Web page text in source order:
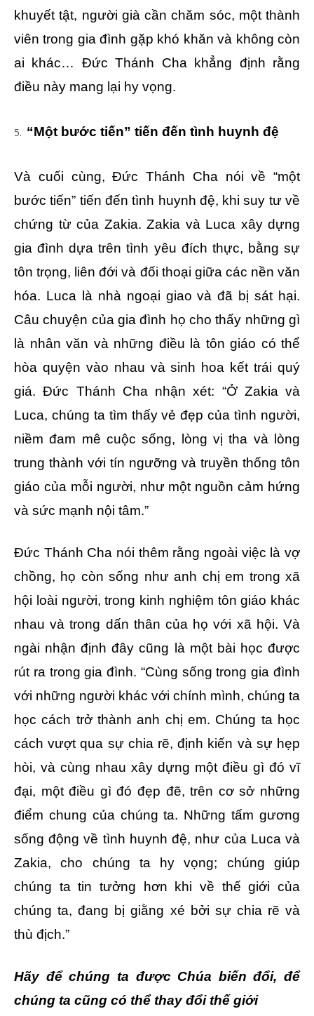
khuyết tật, người già cần chăm sóc, một thành
viên trong gia đình gặp khó khăn và không còn
ai khác… Đức Thánh Cha khẳng định rằng
điều này mang lại hy vọng.
“Một bước tiến” tiến đến tình huynh đệ
Và cuối cùng, Đức Thánh Cha nói về “một
bước tiến” tiến đến tình huynh đệ, khi suy tư về
chứng từ của Zakia. Zakia và Luca xây dựng
gia đình dựa trên tình yêu đích thực, bằng sự
tôn trọng, liên đới và đối thoại giữa các nền văn
hóa. Luca là nhà ngoại giao và đã bị sát hại.
Câu chuyện của gia đình họ cho thấy những gì
là nhân văn và những điều là tôn giáo có thể
hòa quyện vào nhau và sinh hoa kết trái quý
giá. Đức Thánh Cha nhận xét: “Ở Zakia và
Luca, chúng ta tìm thấy vẻ đẹp của tình người,
niềm đam mê cuộc sống, lòng vị tha và lòng
trung thành với tín ngưỡng và truyền thống tôn
giáo của mỗi người, như một nguồn cảm hứng
và sức mạnh nội tâm.”
Đức Thánh Cha nói thêm rằng ngoài việc là vợ
chồng, họ còn sống như anh chị em trong xã
hội loài người, trong kinh nghiệm tôn giáo khác
nhau và trong dấn thân của họ với xã hội. Và
ngài nhận định đây cũng là một bài học được
rút ra trong gia đình. “Cùng sống trong gia đình
với những người khác với chính mình, chúng ta
học cách trở thành anh chị em. Chúng ta học
cách vượt qua sự chia rẽ, định kiến ​​và sự hẹp
hòi, và cùng nhau xây dựng một điều gì đó vĩ
đại, một điều gì đó đẹp đẽ, trên cơ sở những
điểm chung của chúng ta. Những tấm gương
sống động về tình huynh đệ, như của Luca và
Zakia, cho chúng ta hy vọng; chúng giúp
chúng ta tin tưởng hơn khi về thế giới của
chúng ta, đang bị giằng xé bởi sự chia rẽ và
thù địch.”
Hãy để chúng ta được Chúa biến đổi, để
chúng ta cũng có thể thay đổi thế giới